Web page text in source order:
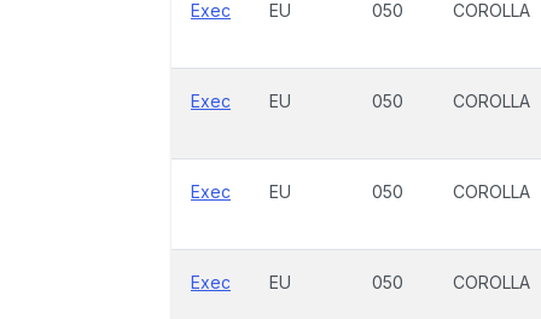
Exec EU 050 COROLLA
Exec EU 050 COROLLA
Exec EU 050 COROLLA
Exec EU 050 COROLLA